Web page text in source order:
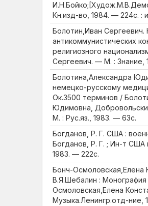
Кн.изд-во, 1984. — 224с. :
Болотин,Иван Сергеевич.
антикоммунистических
религиозного
Сергеевич. — М. : Знание,
Болотина,Александра
немецко-русскому
Ок.3500 терминов /
Юдимовна,
М. : Рус.яз., 1983. — 63с.
Богданов, Р. Г. США :
Богданов, Р. Г. ; Ин-т
1983. — 222с.
Бонч-Осмоловская,Елена
В.Я.Шебалин :
Осмоловская,Елена
Музыка.Ленингр.отд-ние,